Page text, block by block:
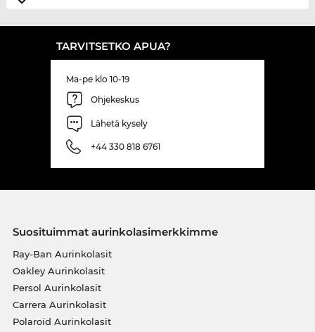
TARVITSETKO APUA?
Ma-pe klo 10-19
Ohjekeskus
Lähetä kysely
+44 330 818 6761
Suosituimmat aurinkolasimerkkimme
Ray-Ban Aurinkolasit
Oakley Aurinkolasit
Persol Aurinkolasit
Carrera Aurinkolasit
Polaroid Aurinkolasit